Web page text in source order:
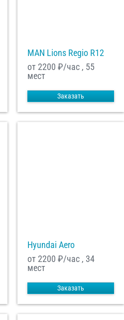
MAN Lions Regio R12
от 2200 ₽/час , 55
мест
Заказать
Hyundai Aero
от 2200 ₽/час , 34
мест
Заказать